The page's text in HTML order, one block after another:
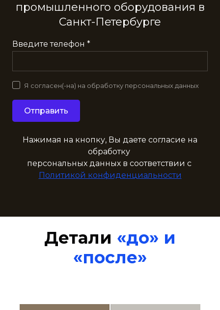
промышленного оборудования в
Санкт-Петербурге
Введите телефон *
Отправить
Я согласен(-на) на обработку персональных данных
Нажимая на кнопку, Вы даете согласие на
обработку
персональных данных в соответствии с
Политикой конфиденциальности
Детали «до» и
«после»